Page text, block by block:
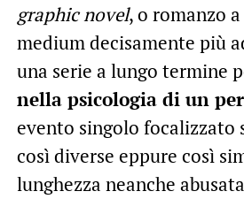
graphic novel, o romanzo
medium decisamente più
una serie a lungo termine
nella psicologia di un
evento singolo focalizzato
così diverse eppure così
lunghezza neanche